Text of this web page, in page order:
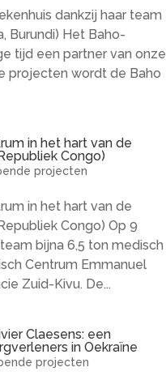
dankzij haar team
Burundi) Het Baho-
tijd een partner van onze
projecten wordt de Baho
in het hart van de
Congo)
projecten
in het hart van de
Congo) Op 9
bijna 6,5 ton medisch
Centrum Emmanuel
Zuid-Kivu. De...
Claesens: een
in Oekraïne
projecten